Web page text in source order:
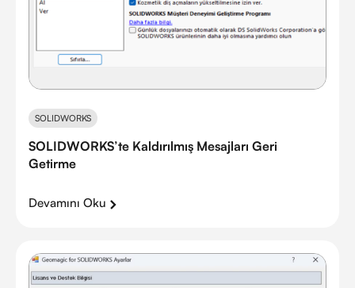
SOLIDWORKS
SOLIDWORKS’te Kaldırılmış Mesajları Geri
Getirme
Devamını Oku